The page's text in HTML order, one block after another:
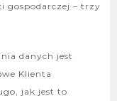
gospodarczej – trzy
danych jest
Klienta
jak jest to